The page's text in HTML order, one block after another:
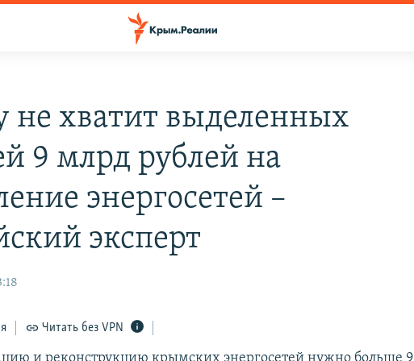
не хватит выделенных
9 млрд рублей на
энергосетей –
эксперт
Читать без VPN